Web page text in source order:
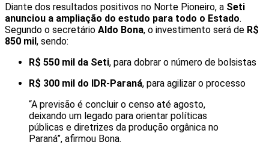
Diante dos resultados positivos no Norte Pioneiro, a Seti
anunciou a ampliação do estudo para todo o Estado.
Segundo o secretário Aldo Bona, o investimento será de R$
850 mil, sendo:
R$ 550 mil da Seti, para dobrar o número de bolsistas
R$ 300 mil do IDR-Paraná, para agilizar o processo
“A previsão é concluir o censo até agosto,
deixando um legado para orientar políticas
públicas e diretrizes da produção orgânica no
Paraná”, afirmou Bona.